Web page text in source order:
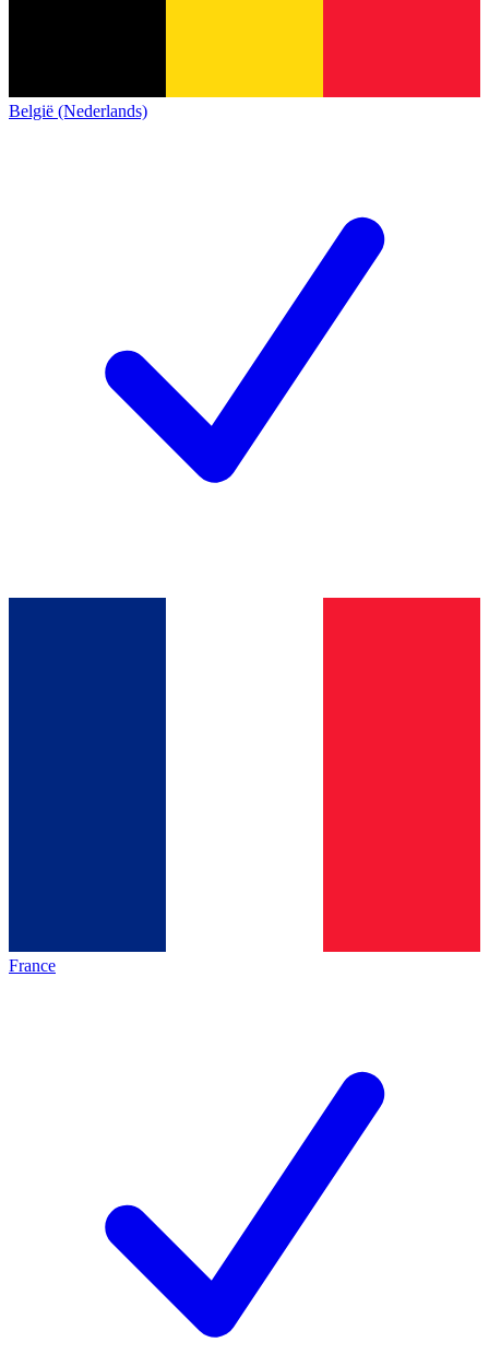
België (Nederlands)
France